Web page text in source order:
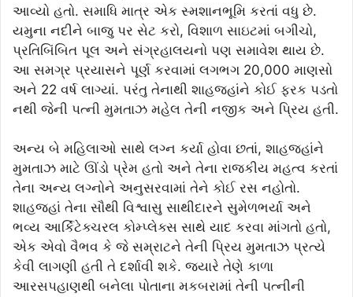
આવ્યો હતો. સમાધિ માત્ર એક સ્મશાનભૂમિ કરતાં વધુ છે.
યમુના નદીને બાજુ પર સેટ કરો, વિશાળ સાઇટમાં બગીચો,
પ્રતિબિંબિત પૂલ અને સંગ્રહાલયનો પણ સમાવેશ થાય છે.
આ સમગ્ર પ્રયાસને પૂર્ણ કરવામાં લગભગ 20,000 માણસો
અને 22 વર્ષ લાગ્યાં. પરંતુ તેનાથી શાહજહાંને કોઈ ફરક પડતો
નથી જેની પત્ની મુમતાઝ મહેલ તેની નજીક અને પ્રિય હતી.
અન્ય બે મહિલાઓ સાથે લગ્ન કર્યા હોવા છતાં, શાહજહાંને
મુમતાઝ માટે ઊંડો પ્રેમ હતો અને તેના રાજકીય મહત્વ કરતાં
તેના અન્ય લગ્નોને અનુસરવામાં તેને કોઈ રસ નહોતો.
શાહજહાં તેના સૌથી વિશ્વાસુ સાથીદારને સુમેળભર્યા અને
ભવ્ય આર્કિટેક્ચરલ કોમ્પ્લેક્સ સાથે યાદ કરવા માંગતો હતો,
એક એવો વૈભવ કે જે સમ્રાટને તેની પ્રિય મુમતાઝ પ્રત્યે
કેવી લાગણી હતી તે દર્શાવી શકે. જ્યારે તેણે કાળા
આરસપહાણથી બનેલા પોતાના મકબરામાં તેની પત્નીની